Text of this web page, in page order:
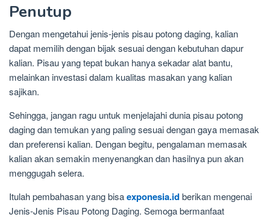
Penutup
Dengan mengetahui jenis-jenis pisau potong daging, kalian
dapat memilih dengan bijak sesuai dengan kebutuhan dapur
kalian. Pisau yang tepat bukan hanya sekadar alat bantu,
melainkan investasi dalam kualitas masakan yang kalian
sajikan.
Sehingga, jangan ragu untuk menjelajahi dunia pisau potong
daging dan temukan yang paling sesuai dengan gaya memasak
dan preferensi kalian. Dengan begitu, pengalaman memasak
kalian akan semakin menyenangkan dan hasilnya pun akan
menggugah selera.
Itulah pembahasan yang bisaexponesia.idberikan mengenai
Jenis-Jenis Pisau Potong Daging. Semoga bermanfaat